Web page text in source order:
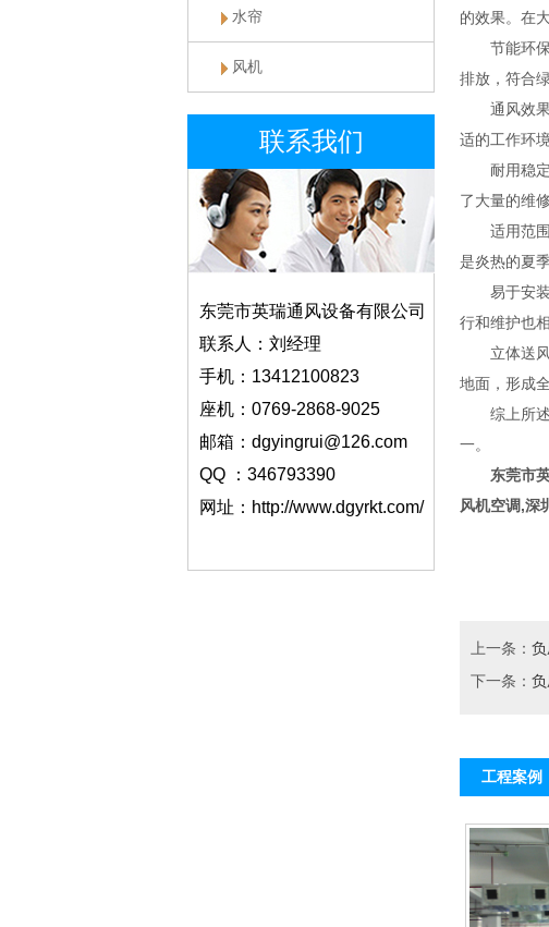
水帘
风机
联系我们
东莞市英瑞通风设备有限公司
联系人：刘经理
手机：13412100823
座机：0769-2868-9025
邮箱：dgyingrui@126.com
QQ ：346793390
网址：http://www.dgyrkt.com/
的效果。在
节能环保
排放，符合
通风效果
适的工作环
耐用稳定
了大量的维
适用范围
是炎热的夏
易于安装
行和维护也
立体送风
地面，形成
综上所述
一。
东莞市英
风机空调,深
上一条：
下一条：
工程案例